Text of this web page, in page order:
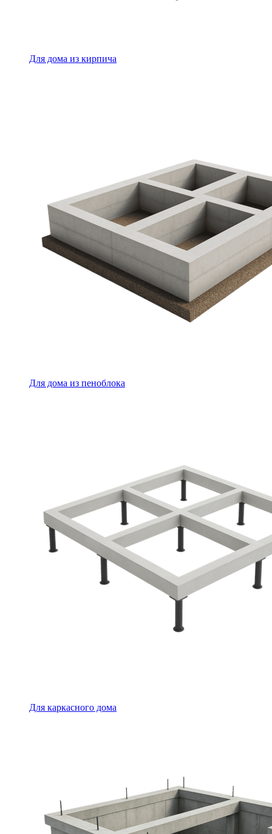
Для дома из кирпича
Для дома из пеноблока
Для каркасного дома